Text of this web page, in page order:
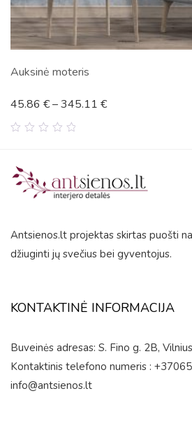
Antsienos.lt projektas skirtas puošti
džiuginti jų svečius bei gyventojus.
KONTAKTINĖ INFORMACIJA
Buveinės adresas: S. Fino g. 2B,
Kontaktinis telefono numeris :
info@antsienos.lt